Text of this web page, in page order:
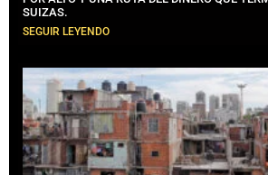
SUIZAS.
SEGUIR LEYENDO